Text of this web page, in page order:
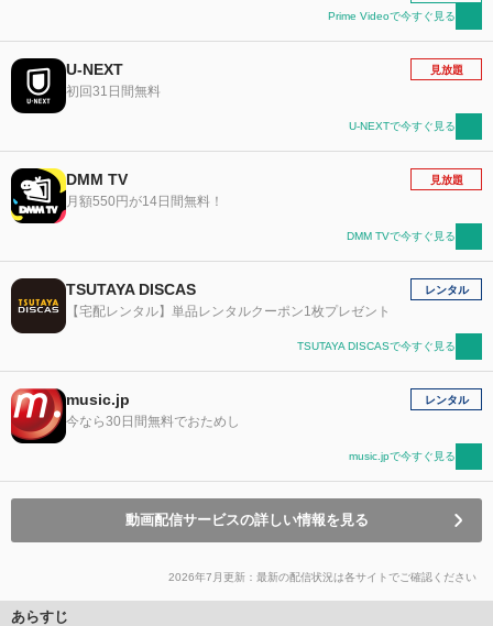
Prime Videoで今すぐ見る
U-NEXT
初回31日間無料
見放題
U-NEXTで今すぐ見る
DMM TV
月額550円が14日間無料！
見放題
DMM TVで今すぐ見る
TSUTAYA DISCAS
【宅配レンタル】単品レンタルクーポン1枚プレゼント
レンタル
TSUTAYA DISCASで今すぐ見る
music.jp
今なら30日間無料でおためし
レンタル
music.jpで今すぐ見る
動画配信サービスの詳しい情報を見る
2026年7月更新：最新の配信状況は各サイトでご確認ください
あらすじ